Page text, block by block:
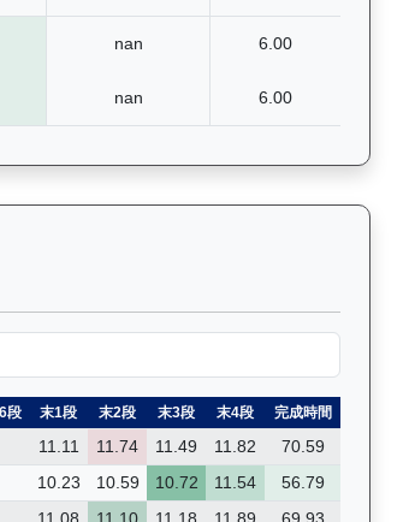
nan 6.00
nan 6.00
包括所有比賽的詳細數據和分
段 末1段 末2段 末3段 末4段 完成時間
11.11 11.74 11.49 11.82
70.59
10.23 10.59 10.72 11.54
56.79